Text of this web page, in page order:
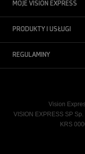
MOJE VISION EXPRESS
PRODUKTY I USŁUGI
REGULAMINY
Vision
VISION EXPRESS SP
KRS